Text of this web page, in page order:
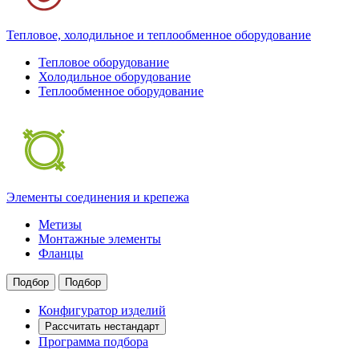
Тепловое, холодильное и теплообменное оборудование
Тепловое оборудование
Холодильное оборудование
Теплообменное оборудование
Элементы соединения и крепежа
Метизы
Монтажные элементы
Фланцы
Подбор Подбор
Конфигуратор изделий
Рассчитать нестандарт
Программа подбора